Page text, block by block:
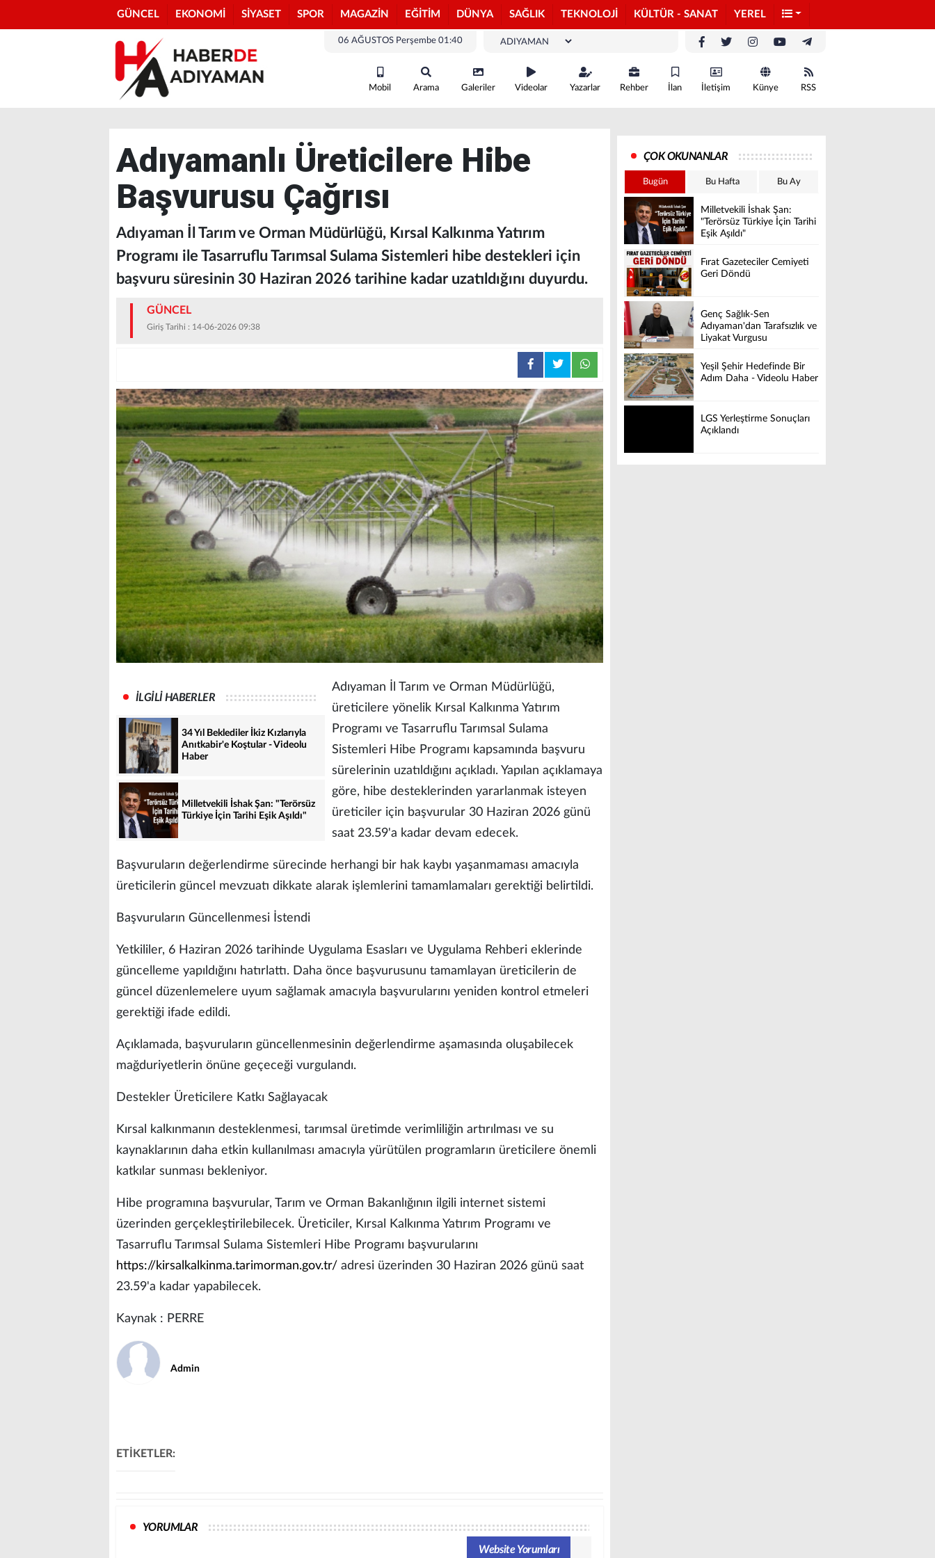
GÜNCEL EKONOMİ SİYASET SPOR MAGAZİN EĞİTİM DÜNYA SAĞLIK TEKNOLOJİ KÜLTÜR - SANAT YEREL
06 AĞUSTOS Perşembe 01:40
Mobil Arama Galeriler Videolar Yazarlar Rehber İlan İletişim Künye RSS
Adıyamanlı Üreticilere Hibe
Başvurusu Çağrısı
Adıyaman İl Tarım ve Orman Müdürlüğü, Kırsal Kalkınma Yatırım
Programı ile Tasarruflu Tarımsal Sulama Sistemleri hibe destekleri için
başvuru süresinin 30 Haziran 2026 tarihine kadar uzatıldığını duyurdu.
GÜNCEL
Giriş Tarihi : 14-06-2026 09:38
İLGİLİ HABERLER
34 Yıl Beklediler İkiz Kızlarıyla
Anıtkabir'e Koştular - Videolu
Haber
Milletvekili İshak Şan: "Terörsüz
Türkiye İçin Tarihi Eşik Aşıldı"
Adıyaman İl Tarım ve Orman Müdürlüğü,
üreticilere yönelik Kırsal Kalkınma Yatırım
Programı ve Tasarruflu Tarımsal Sulama
Sistemleri Hibe Programı kapsamında başvuru
sürelerinin uzatıldığını açıkladı. Yapılan açıklamaya
göre, hibe desteklerinden yararlanmak isteyen
üreticiler için başvurular 30 Haziran 2026 günü
saat 23.59'a kadar devam edecek.
Başvuruların değerlendirme sürecinde herhangi bir hak kaybı yaşanmaması amacıyla
üreticilerin güncel mevzuatı dikkate alarak işlemlerini tamamlamaları gerektiği belirtildi.
Başvuruların Güncellenmesi İstendi
Yetkililer, 6 Haziran 2026 tarihinde Uygulama Esasları ve Uygulama Rehberi eklerinde
güncelleme yapıldığını hatırlattı. Daha önce başvurusunu tamamlayan üreticilerin de
güncel düzenlemelere uyum sağlamak amacıyla başvurularını yeniden kontrol etmeleri
gerektiği ifade edildi.
Açıklamada, başvuruların güncellenmesinin değerlendirme aşamasında oluşabilecek
mağduriyetlerin önüne geçeceği vurgulandı.
Destekler Üreticilere Katkı Sağlayacak
Kırsal kalkınmanın desteklenmesi, tarımsal üretimde verimliliğin artırılması ve su
kaynaklarının daha etkin kullanılması amacıyla yürütülen programların üreticilere önemli
katkılar sunması bekleniyor.
Hibe programına başvurular, Tarım ve Orman Bakanlığının ilgili internet sistemi
üzerinden gerçekleştirilebilecek. Üreticiler, Kırsal Kalkınma Yatırım Programı ve
Tasarruflu Tarımsal Sulama Sistemleri Hibe Programı başvurularını
https://kirsalkalkinma.tarimorman.gov.tr/ adresi üzerinden 30 Haziran 2026 günü saat
23.59'a kadar yapabilecek.
Kaynak : PERRE
Admin
ETİKETLER:
YORUMLAR
Website Yorumları
ÇOK OKUNANLAR
Bugün Bu Hafta Bu Ay
Milletvekili İshak Şan:
"Terörsüz Türkiye İçin Tarihi
Eşik Aşıldı"
Fırat Gazeteciler Cemiyeti
Geri Döndü
Genç Sağlık-Sen
Adıyaman'dan Tarafsızlık ve
Liyakat Vurgusu
Yeşil Şehir Hedefinde Bir
Adım Daha - Videolu Haber
LGS Yerleştirme Sonuçları
Açıklandı